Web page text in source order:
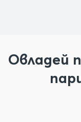
Овладей